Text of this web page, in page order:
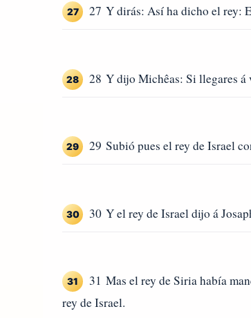
27 27 Y dirás: Así ha dicho el rey:
28 28 Y dijo Michêas: Si llegares á
29 29 Subió pues el rey de Israel
30 30 Y el rey de Israel dijo á
31
31 Mas el rey de Siria había
rey de Israel.